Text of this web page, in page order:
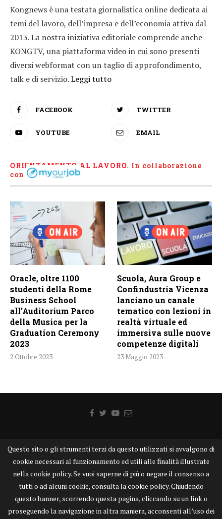
Kongnews è una testata giornalistica online dedicata ai
temi del lavoro, dell’impresa e dell’economia attiva dal
2013. La nostra iniziativa editoriale comprende anche
KONGTV, una piattaforma video in cui sono presenti
diversi webformat con un taglio di approfondimento,
talk e di servizio.Leggi tutto
FACEBOOK TWITTER
YOUTUBE EMAIL
ORIENTAMENTO AL LAVORO. In collaborazione
con
Oracle, oltre 1100
studenti della Rome
Business School
all’Auditorium Parco
della Musica per la
Graduation Ceremony
2023
2 Ottobre 2023
Scuola, Aura Group e
Confindustria Vicenza
lanciano un canale
tematico con lezioni in
realtà virtuale ed
immersiva sulle nuove
competenze digitali
23 Maggio 2023
Home Chi siamo Disclaimer Cookie Contatti
Privacy Policy KONGTV
KONGnews ©KONG Comunicazione s.r.l. - P.IVA: 15049871005
Alcune delle foto pubblicate su KONGnews.it sono state prese da Internet,
e valutate di pubblico dominio. Qualora i soggetti o gli autori delle stesse
avessero qualcosa da eccepire alla loro pubblicazione, non esitino a
Questo sito o gli strumenti terzi da questo utilizzati si avvalgono di
cookie necessari al funzionamento ed utili alle finalità illustrate
nella cookie policy. Se vuoi saperne di più o negare il consenso a
tutti o ad alcuni cookie, consulta la cookie policy. Chiudendo
questo banner, scorrendo questa pagina, cliccando su un link o
proseguendo la navigazione in altra maniera, acconsenti all’uso dei